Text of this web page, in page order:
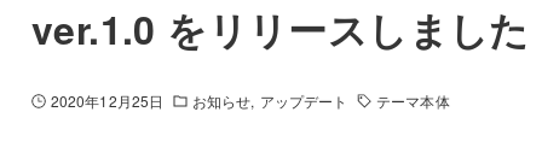
ver.1.0 をリリースしました
2020年12月25日 お知らせ アップデート テーマ本体